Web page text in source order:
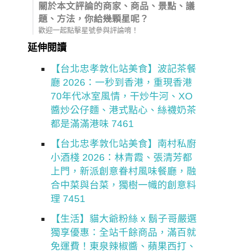
關於本文評論的商家、商品、景點、議
題、方法，你給幾顆星呢？
歡迎一起點擊星號參與評論唷！
延伸閱讀
【台北忠孝敦化站美食】波記茶餐
廳 2026：一秒到香港，重現香港
70年代冰室風情，干炒牛河、XO
醬炒公仔麵、港式點心、絲襪奶茶
都是滿滿港味 7461
【台北忠孝敦化站美食】南村私廚
小酒棧 2026：林青霞、張清芳都
上門，新派創意眷村風味餐廳，融
合中菜與台菜，獨樹一幟的創意料
理 7451
【生活】貓大爺粉絲 x 鬍子哥嚴選
獨享優惠：全站千餘商品，滿百就
免運費！東泉辣椒醬、蘋果西打、